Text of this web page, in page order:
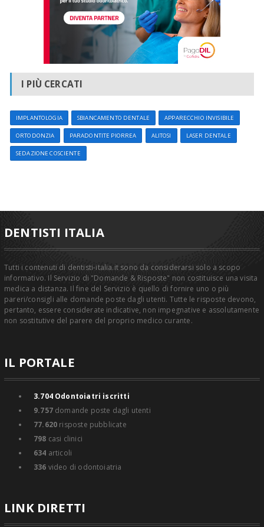
I PIÙ CERCATI
IMPLANTOLOGIA SBIANCAMENTO DENTALE APPARECCHIO INVISIBILE
ORTODONZIA PARADONTITE PIORREA ALITOSI LASER DENTALE
SEDAZIONE COSCIENTE
DENTISTI ITALIA
Tutti i contenuti di dentisti-italia.it sono da considerarsi solo a scopo
informativo. Il Servizio di "Domande & Risposte" non costituisce una visita
medica a distanza. Il fine del Servizio è quello di fornire uno o più
pareri/consigli alle domande poste dagli utenti. Tutte le risposte devono,
pertanto, essere considerate indicative, non impegnative e assolutamente
non sostitutive del parere del proprio medico curante.
IL PORTALE
3.704Odontoiatri iscritti
9.757domande poste dagli utenti
77.620 risposte pubblicate
798 casi clinici
634 articoli
336 video di odontoiatria
LINK DIRETTI